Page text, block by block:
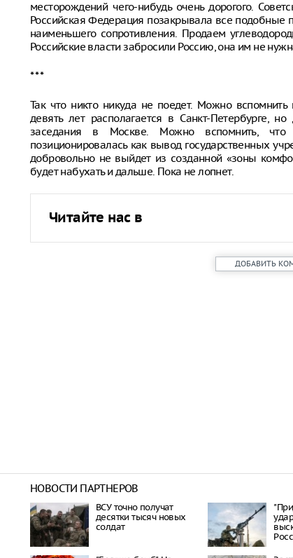
месторождений чего-нибудь очень дорогого.
Российская Федерация позакрывала все
наименьшего сопротивления. Продаем
Российские власти забросили Россию, она им не
* * *
Так что никто никуда не поедет. Можно
девять лет располагается в Санкт-Петербурге,
заседания в Москве. Можно вспомнить,
позиционировалась как вывод государственных
добровольно не выйдет из созданной «зоны
будет набухать и дальше. Пока не лопнет.
Читайте нас в
ДОБАВИТЬ
НОВОСТИ ПАРТНЕРОВ
ВСУ точно получат
десятки тысяч новых
солдат